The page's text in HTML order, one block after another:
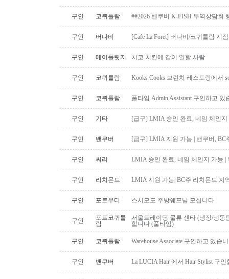
구인 코퀴틀람 ##2026 밴쿠버 K-FISH 무역상담회
구인 버나비 [Cafe La Foret] 버나비/코퀴틀람 지
구인 메이플릿지 치코 치킨에 같이 일할 사람
구인 코퀴틀람 Kooks Cooks 브런치 레스토랑에서
구인 코퀴틀람 풀타임 Admin Assistant 구인하고 있
구인 기타 [급구] LMIA 승인 완료, 네임 체인
구인 밴쿠버 [급구] LMIA 지원 가능 | 밴쿠버,
구인 써리 LMIA 승인 완료, 네임 체인지 가능 |
구인 리치몬드 LMIA 지원 가능| BC주 리치몬드 지
구인 포트무디 스시모도 주방쉐프님 모십니다
구인
포트코퀴틀
람
서울트레이딩 물류 센타 (냉장/냉동
합니다 (풀타임)
구인 코퀴틀람 Warehouse Associate 구인하고 있습
구인 밴쿠버 La LUCIA Hair 에서 Hair Stylist 구인